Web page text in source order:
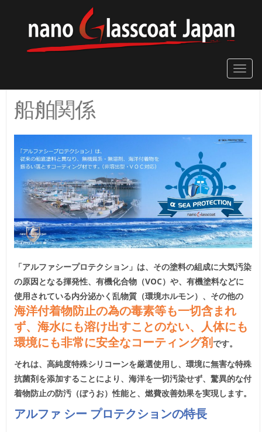
Toggle
船舶関係
「アルファシープロテクション」は、その塗料の組成に大気汚染
の原因となる揮発性、有機化合物（VOC）や、有機塗料などに
使用されている内分泌かく乱物質（環境ホルモン）、 その他の
海洋付着物防止の為の毒素等も一切含まれ
ず、 海水にも溶け出すことのない、人体にも
環境にも非常に安全なコーティング剤です。
それは、高純度特殊シリコーンを厳選使用し、環境に無害な特殊
抗菌剤を添加することにより、海洋を一切汚染せず、驚異的な付
着物防止の防汚（ぼうお）性能と、燃費改善効果を実現します。
アルファ シー プロテクションの特長